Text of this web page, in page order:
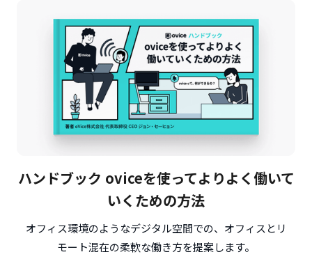
ハンドブック oviceを使ってよりよく働いて
いくための方法
オフィス環境のようなデジタル空間での、オフィスとリ
モート混在の柔軟な働き方を提案します。